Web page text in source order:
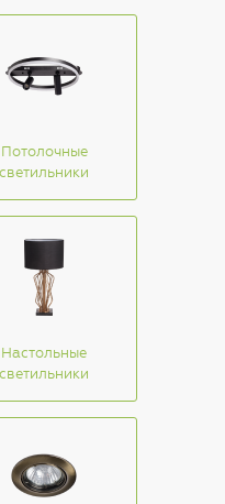
Потолочные
светильники
Настольные
светильники